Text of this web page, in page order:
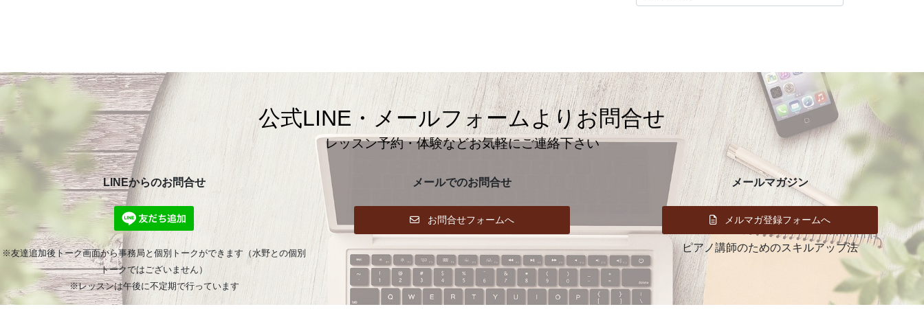
公式LINE・メールフォームよりお問合せ
レッスン予約・体験などお気軽にご連絡下さい
LINEからのお問合せ
※友達追加後トーク画面から事務局と個別トークができます（水野との個別
トークではございません）
※レッスンは午後に不定期で行っています
メールでのお問合せ
お問合せフォームへ
メールマガジン
メルマガ登録フォームへ
ピアノ講師のためのスキルアップ法